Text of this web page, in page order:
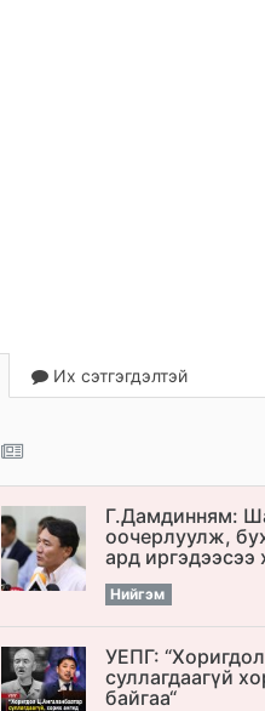
Их сэтгэгдэлтэй
Г.Дамдинням:
оочерлуулж,
ард иргэдээсээ
Нийгэм
УЕПГ:
cуллагдаагүй
байгаа“